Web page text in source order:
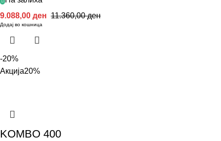
11.360,00ден
9.088,00 ден
Додај во кошница
-20%
Акција20%
KOMBO 400